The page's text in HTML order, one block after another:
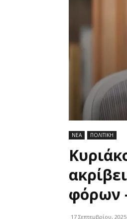
ΝΕΑ ΠΟΛΙΤΙΚΗ
φόρων
17 Σεπτεμβρίου, 2025